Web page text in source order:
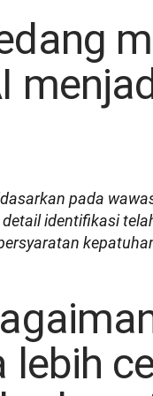
pada
identifikasi
lebih